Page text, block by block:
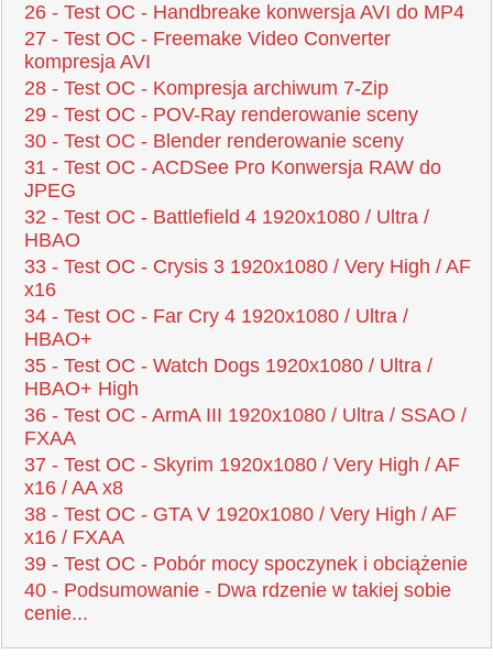
26 - Test OC - Handbreake konwersja AVI do MP4
27 - Test OC - Freemake Video Converter
kompresja AVI
28 - Test OC - Kompresja archiwum 7-Zip
29 - Test OC - POV-Ray renderowanie sceny
30 - Test OC - Blender renderowanie sceny
31 - Test OC - ACDSee Pro Konwersja RAW do
JPEG
32 - Test OC - Battlefield 4 1920x1080 / Ultra /
HBAO
33 - Test OC - Crysis 3 1920x1080 / Very High / AF
x16
34 - Test OC - Far Cry 4 1920x1080 / Ultra /
HBAO+
35 - Test OC - Watch Dogs 1920x1080 / Ultra /
HBAO+ High
36 - Test OC - ArmA III 1920x1080 / Ultra / SSAO /
FXAA
37 - Test OC - Skyrim 1920x1080 / Very High / AF
x16 / AA x8
38 - Test OC - GTA V 1920x1080 / Very High / AF
x16 / FXAA
39 - Test OC - Pobór mocy spoczynek i obciążenie
40 - Podsumowanie - Dwa rdzenie w takiej sobie
cenie...